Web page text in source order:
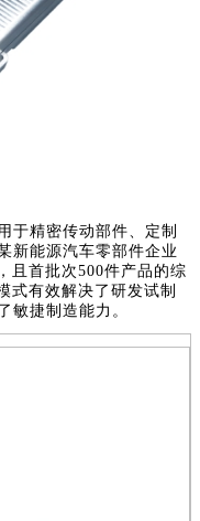
于精密传动部件、定制
新能源汽车零部件企业
且首批次500件产品的综
式有效解决了研发试制
敏捷制造能力。